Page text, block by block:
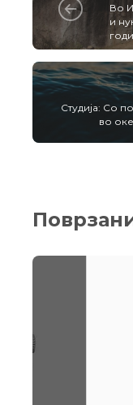
Во
и
Студија: Со
во